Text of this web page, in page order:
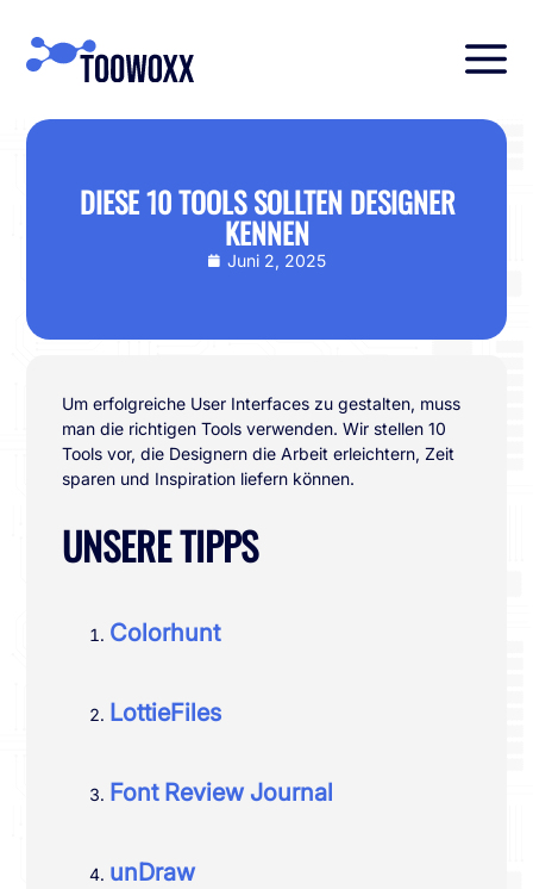
DIESE 10 TOOLS SOLLTEN DESIGNER
KENNEN
Juni 2, 2025
Um erfolgreiche User Interfaces zu gestalten, muss
man die richtigen Tools verwenden. Wir stellen 10
Tools vor, die Designern die Arbeit erleichtern, Zeit
sparen und Inspiration liefern können.
UNSERE TIPPS
Colorhunt
LottieFiles
Font Review Journal
unDraw